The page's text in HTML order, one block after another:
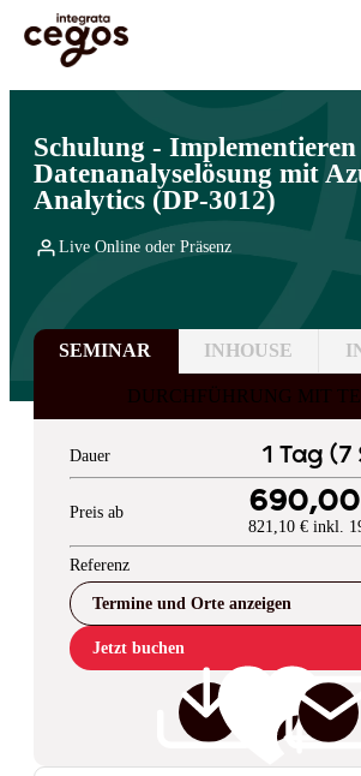
Skip to main content
Sie sind hier:Startseite
Professionelle Weiterbildung &
>Cloud Computing
Schulung -
Datenanalyselösung mit
Analytics (DP-3012)
Live Online oder Präsenz
SEMINAR INHOUSE
DURCHFÜHRUNG MIT
Dauer 1 Tag
Preis ab
821,10 € inkl.
Referenz
Termine und Orte anzeigen
Jetzt buchen